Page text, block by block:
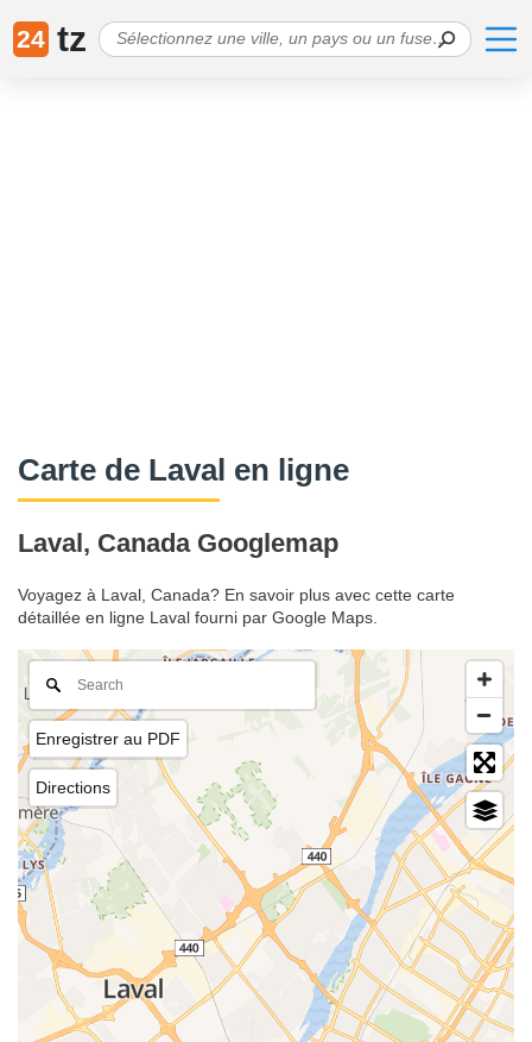
24 tz
Сarte de Laval en ligne
Laval, Canada Googlemap
Voyagez à Laval, Canada? En savoir plus avec cette carte
détaillée en ligne Laval fourni par Google Maps.
Enregistrer au PDF
Directions